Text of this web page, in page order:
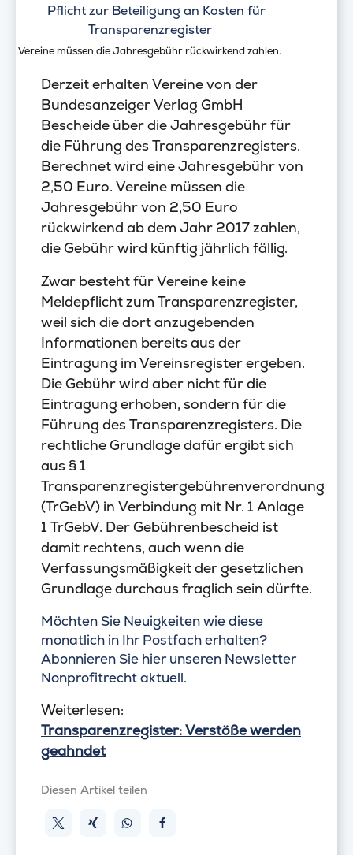
Vereine müssen die Jahresgebühr rückwirkend zahlen.
Derzeit erhalten Vereine von der
Bundesanzeiger Verlag GmbH
Bescheide über die Jahresgebühr für
die Führung des Transparenzregisters.
Berechnet wird eine Jahresgebühr von
2,50 Euro. Vereine müssen die
Jahresgebühr von 2,50 Euro
rückwirkend ab dem Jahr 2017 zahlen,
die Gebühr wird künftig jährlich fällig.
Zwar besteht für Vereine keine
Meldepflicht zum Transparenzregister,
weil sich die dort anzugebenden
Informationen bereits aus der
Eintragung im Vereinsregister ergeben.
Die Gebühr wird aber nicht für die
Eintragung erhoben, sondern für die
Führung des Transparenzregisters. Die
rechtliche Grundlage dafür ergibt sich
aus § 1
Transparenzregistergebührenverordnung
(TrGebV) in Verbindung mit Nr. 1 Anlage
1 TrGebV. Der Gebührenbescheid ist
damit rechtens, auch wenn die
Verfassungsmäßigkeit der gesetzlichen
Grundlage durchaus fraglich sein dürfte.
Möchten Sie Neuigkeiten wie diese
monatlich in Ihr Postfach erhalten?
Abonnieren Sie hier unseren Newsletter
Nonprofitrecht aktuell.
Weiterlesen:
Transparenzregister: Verstöße werden
geahndet
Diesen Artikel teilen